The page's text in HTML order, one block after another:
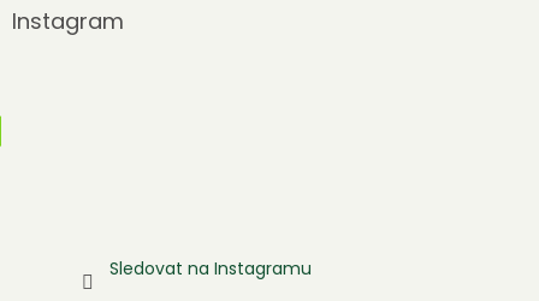
Instagram
Sledovat na Instagramu